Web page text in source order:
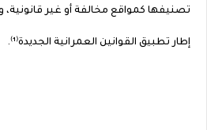
تصنيفها كمواقع مخالفة أو غير قانونية،
إطار تطبيق القوانين العمرانية الجديدة⁽¹⁾.